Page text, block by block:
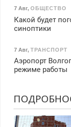
7 Авг, ОБЩЕСТВО
Какой будет
синоптики
7 Авг, ТРАНСПОРТ
Аэропорт
режиме работы